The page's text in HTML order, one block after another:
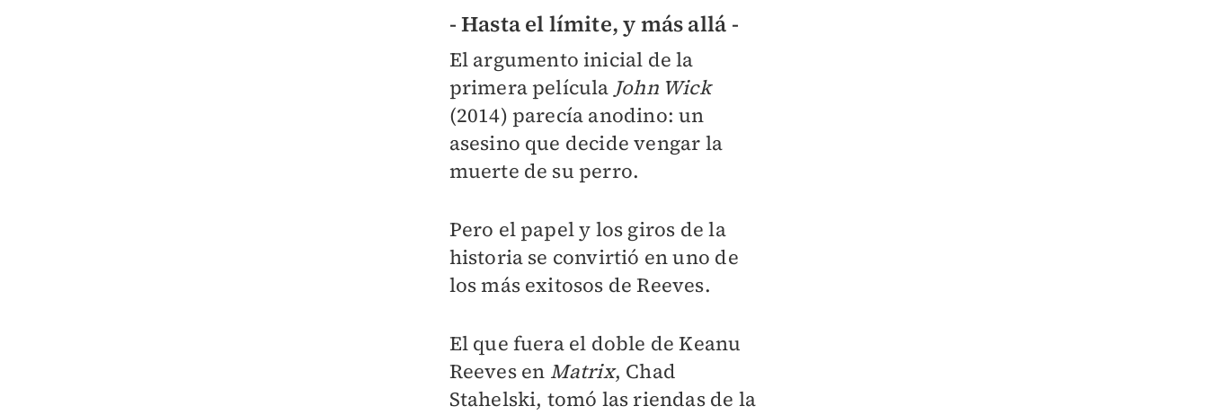
- Hasta el límite, y más allá -
El argumento inicial de la
primera película John Wick
(2014) parecía anodino: un
asesino que decide vengar la
muerte de su perro.
Pero el papel y los giros de la
historia se convirtió en uno de
los más exitosos de Reeves.
El que fuera el doble de Keanu
Reeves en Matrix, Chad
Stahelski, tomó las riendas de la